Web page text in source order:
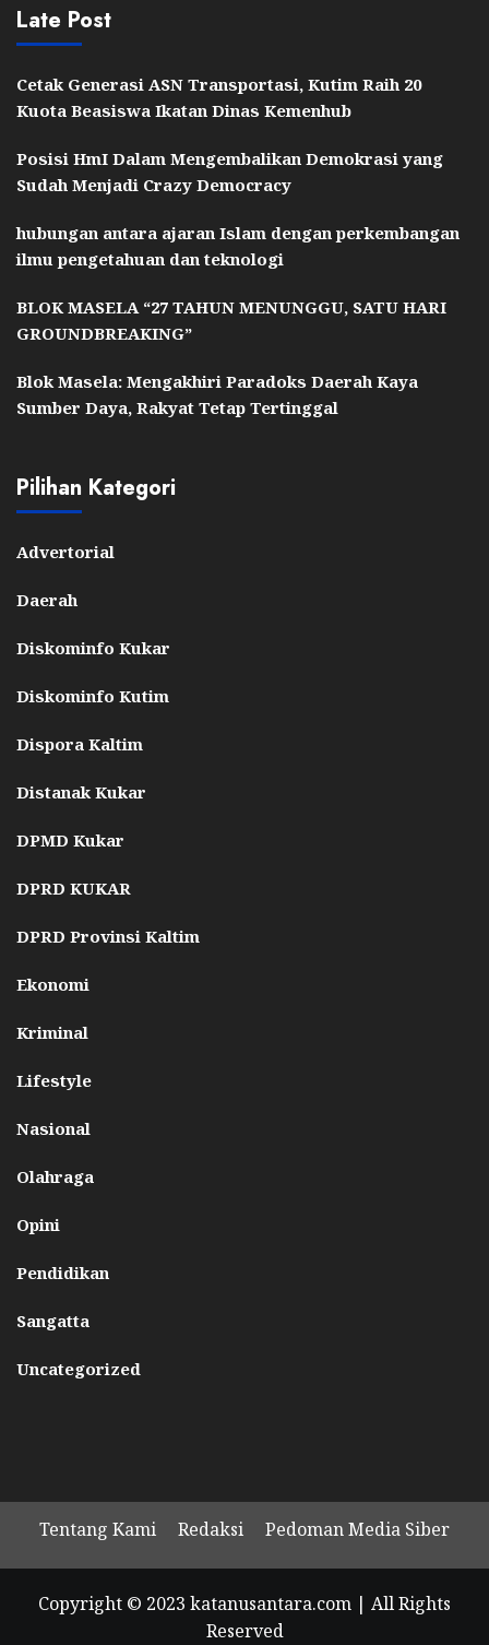
Late Post
Cetak Generasi ASN Transportasi, Kutim Raih 20
Kuota Beasiswa Ikatan Dinas Kemenhub
Posisi HmI Dalam Mengembalikan Demokrasi yang
Sudah Menjadi Crazy Democracy
hubungan antara ajaran Islam dengan perkembangan
ilmu pengetahuan dan teknologi
BLOK MASELA “27 TAHUN MENUNGGU, SATU HARI
GROUNDBREAKING”
Blok Masela: Mengakhiri Paradoks Daerah Kaya
Sumber Daya, Rakyat Tetap Tertinggal
Pilihan Kategori
Advertorial
Daerah
Diskominfo Kukar
Diskominfo Kutim
Dispora Kaltim
Distanak Kukar
DPMD Kukar
DPRD KUKAR
DPRD Provinsi Kaltim
Ekonomi
Kriminal
Lifestyle
Nasional
Olahraga
Opini
Pendidikan
Sangatta
Uncategorized
Tentang Kami Redaksi Pedoman Media Siber
Copyright © 2023 katanusantara.com | All Rights
Reserved